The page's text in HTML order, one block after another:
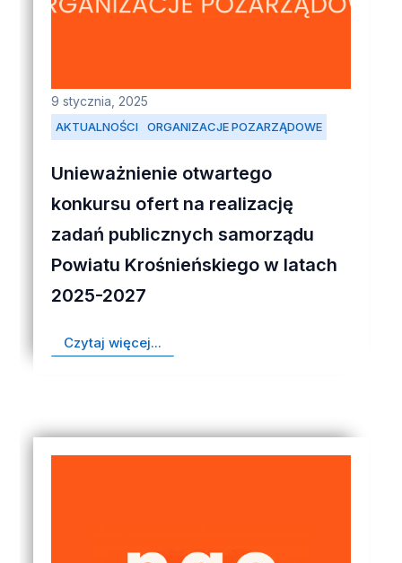
AKTUALNOŚCI ORGANIZACJE POZARZĄDOWE
9 stycznia, 2025
Unieważnienie otwartego
konkursu ofert na realizację
zadań publicznych samorządu
Powiatu Krośnieńskiego w latach
2025-2027
Czytaj więcej...